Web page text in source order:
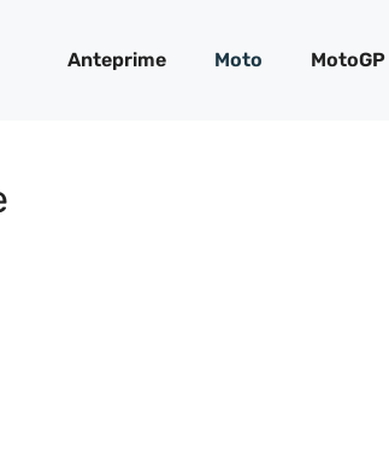
Anteprime Moto MotoGP